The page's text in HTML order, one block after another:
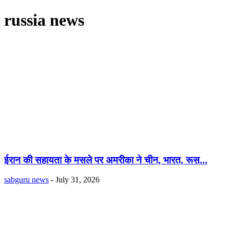
russia news
ईरान की सहायता के मसले पर अमरीका ने चीन, भारत, रूस...
sabguru news - July 31, 2026